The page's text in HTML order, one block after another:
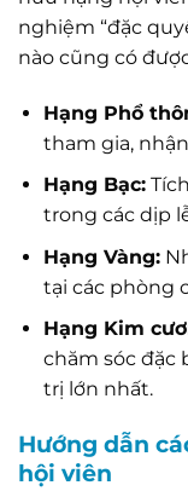
nghiệm “đặc
nào cũng có
Hạng Phổ
tham gia,
Hạng Bạc:
trong các dịp
Hạng Vàng:
tại các phòng
Hạng Kim
chăm sóc đặc
trị lớn nhất.
Hướng dẫn
hội viên